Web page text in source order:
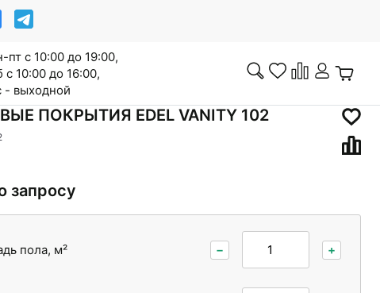
пт с 10:00 до 19:00,
с 10:00 до 16:00,
- выходной
Сопутствующие товары
ПОКРЫТИЯ EDEL VANITY 102
запросу
пола, м² − +